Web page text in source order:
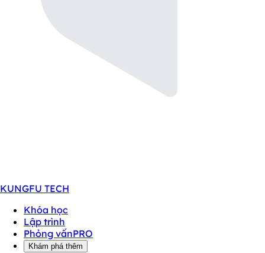
KUNGFU TECH
Khóa học
Lập trình
Phỏng vấnPRO
Khám phá thêm